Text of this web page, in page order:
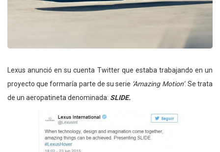
Lexus anunció en su cuenta Twitter que estaba trabajando en un
proyecto que formaría parte de su serie ‘Amazing Motion’. Se trata
de un aeropatineta denominada: SLIDE.